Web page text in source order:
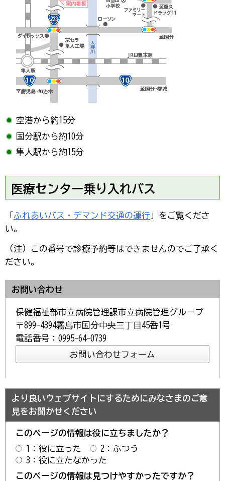
空港から約15分
国分駅から約10分
隼人駅から約15分
医療センター乗り入れバス
ふれあいバス・デマンド交通の運行 」をご覧くださ
い。
（注）この番号で診療予約等はできませんのでご了承く
ださい。
お問い合わせ
保健福祉部市立病院管理課市立病院管理グループ
〒899-4394霧島市国分中央三丁目45番1号
電話番号：0995-64-0739
より良いウェブサイトにするためにみなさまのご意
見をお聞かせください
このページの情報は役に立ちましたか？
1：役に立った
2：ふつう
3：役に立たなかった
このページの情報は見つけやすかったですか？